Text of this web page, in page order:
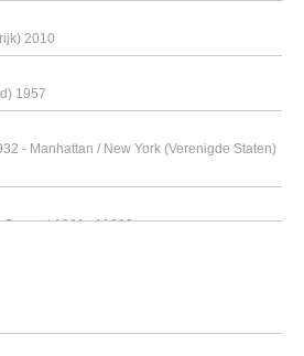
2010
1957
- Manhattan / New York (Verenigde Staten)
Brussel 1891 of 1893
- 1775